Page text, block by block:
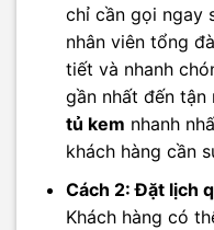
chỉ cần gọi ngay
nhân viên tổng
tiết và nhanh
gần nhất đến
tủ kem nhanh
khách hàng cần
Cách 2: Đặt lịch
Khách hàng có